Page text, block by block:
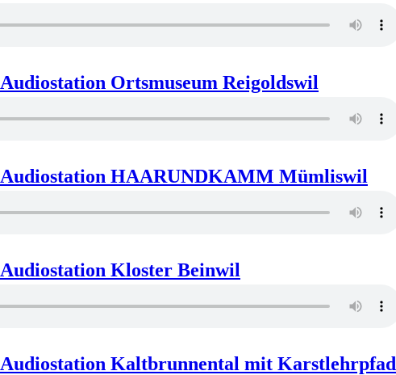
Audiostation Ortsmuseum Reigoldswil
Audiostation HAARUNDKAMM Mümliswil
Audiostation Kloster Beinwil
Audiostation Kaltbrunnental mit Karstlehrpfad